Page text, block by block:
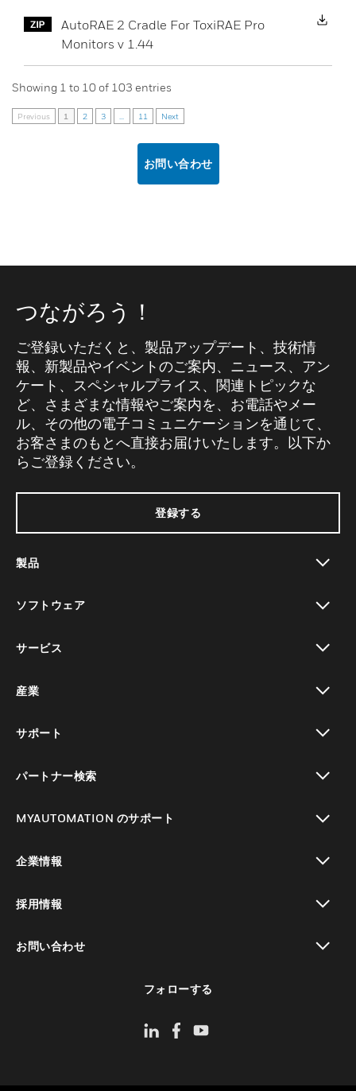
AutoRAE 2 Cradle For ToxiRAE Pro
Monitors v 1.44
Showing 1 to 10 of 103 entries
Previous 1 2 3 11 Next
お問い合わせ
つながろう！
ご登録いただくと、製品アップデート、技術情
報、新製品やイベントのご案内、ニュース、アン
ケート、スペシャルプライス、関連トピックな
ど、さまざまな情報やご案内を、お電話やメー
ル、その他の電子コミュニケーションを通じて、
お客さまのもとへ直接お届けいたします。以下か
らご登録ください。
登録する
製品
ソフトウェア
サービス
産業
サポート
パートナー検索
MYAUTOMATION のサポート
企業情報
採用情報
お問い合わせ
フォローする